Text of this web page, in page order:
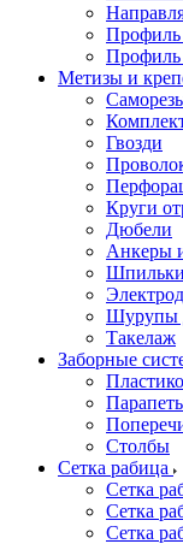
Профиль
Метизы и
Гвозди
Круги
Дюбели
Анкеры
Шурупы
Такелаж
Заборные
Столбы
Сетка рабица
Сетка
Сетка
Сетка